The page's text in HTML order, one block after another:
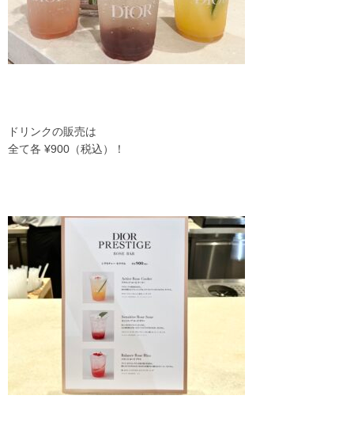
ドリンクの販売は
全て各 ¥900（税込）！